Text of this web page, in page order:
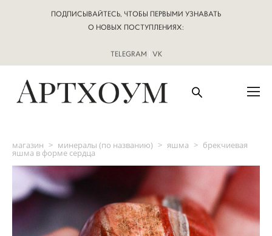
ПОДПИСЫВАЙТЕСЬ, ЧТОБЫ ПЕРВЫМИ УЗНАВАТЬ
О НОВЫХ ПОСТУПЛЕНИЯХ:
TELEGRAM | VK
магазин > минералы (по названию) > яшма > брекчиевая
яшма в форме сердца